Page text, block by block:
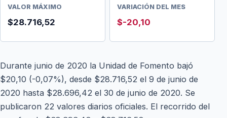
VALOR MÁXIMO
$28.716,52
VARIACIÓN DEL MES
$-20,10
Durante junio de 2020 la Unidad de Fomento bajó
$20,10 (-0,07%), desde $28.716,52 el 9 de junio de
2020 hasta $28.696,42 el 30 de junio de 2020. Se
publicaron 22 valores diarios oficiales. El recorrido del